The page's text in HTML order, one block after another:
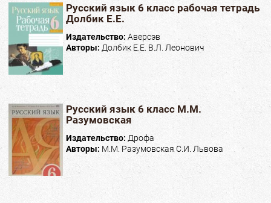
Русский язык 6 класс рабочая тетрадь
Долбик Е.Е.
Издательство: Аверсэв
Авторы: Долбик Е.Е. В.Л. Леонович
Русский язык 6 класс М.М.
Разумовская
Издательство: Дрофа
Авторы: М.М. Разумовская С.И. Львова